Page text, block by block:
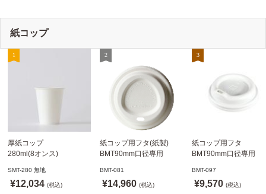
紙コップ
厚紙コップ
280ml(8オンス)
SMT-280 無地
※沖縄・離島 送料別途
SMT-280 無地
¥12,034 (税込)
紙コップ用フタ(紙製)
BMT90mm口径専用
ドリンキングリッド
※適合品番あり ※沖縄・
BMT-081
¥14,960 (税込)
紙コップ用フタ
BMT90mm口径専用
ノーストローフタ
※適合品番あり ※沖縄
BMT-097
¥9,570 (税込)